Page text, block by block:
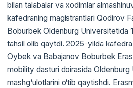
bilan talabalar va xodimlar
kafedraning magistrantlari Qodirov
Boburbek Oldenburg Universitetida
tahsil olib qaytdi. 2025-yilda kafedra
Oybek va Babajanov Boburbek
mobility dasturi doirasida Oldenburg
mashg‘ulotlarini o‘tib qaytishdi.